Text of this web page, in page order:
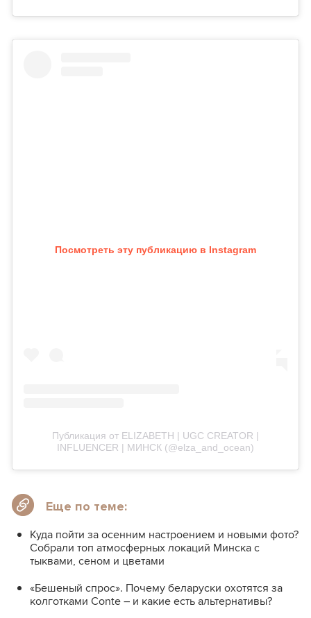
Посмотреть эту публикацию в Instagram
Публикация от ELIZABETH | UGC CREATOR |
INFLUENCER | MИНСК (@elza_and_ocean)
Еще по теме:
Куда пойти за осенним настроением и новыми фото?
Собрали топ атмосферных локаций Минска с
тыквами, сеном и цветами
«Бешеный спрос». Почему беларуски охотятся за
колготками Conte – и какие есть альтернативы?